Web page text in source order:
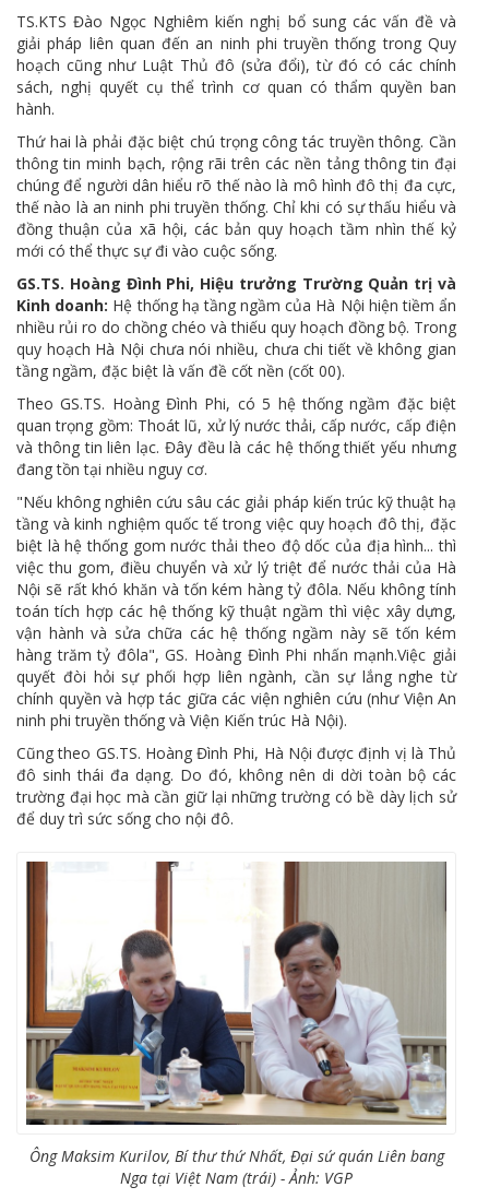
TS.KTS Đào Ngọc Nghiêm kiến nghị bổ sung các vấn đề và
giải pháp liên quan đến an ninh phi truyền thống trong Quy
hoạch cũng như Luật Thủ đô (sửa đổi), từ đó có các chính
sách, nghị quyết cụ thể trình cơ quan có thẩm quyền ban
hành.
Thứ hai là phải đặc biệt chú trọng công tác truyền thông. Cần
thông tin minh bạch, rộng rãi trên các nền tảng thông tin đại
chúng để người dân hiểu rõ thế nào là mô hình đô thị đa cực,
thế nào là an ninh phi truyền thống. Chỉ khi có sự thấu hiểu và
đồng thuận của xã hội, các bản quy hoạch tầm nhìn thế kỷ
mới có thể thực sự đi vào cuộc sống.
GS.TS. Hoàng Đình Phi, Hiệu trưởng Trường Quản trị và
Kinh doanh: Hệ thống hạ tầng ngầm của Hà Nội hiện tiềm ẩn
nhiều rủi ro do chồng chéo và thiếu quy hoạch đồng bộ. Trong
quy hoạch Hà Nội chưa nói nhiều, chưa chi tiết về không gian
tầng ngầm, đặc biệt là vấn đề cốt nền (cốt 00).
Theo GS.TS. Hoàng Đình Phi, có 5 hệ thống ngầm đặc biệt
quan trọng gồm: Thoát lũ, xử lý nước thải, cấp nước, cấp điện
và thông tin liên lạc. Đây đều là các hệ thống thiết yếu nhưng
đang tồn tại nhiều nguy cơ.
"Nếu không nghiên cứu sâu các giải pháp kiến trúc kỹ thuật hạ
tầng và kinh nghiệm quốc tế trong việc quy hoạch đô thị, đặc
biệt là hệ thống gom nước thải theo độ dốc của địa hình... thì
việc thu gom, điều chuyển và xử lý triệt để nước thải của Hà
Nội sẽ rất khó khăn và tốn kém hàng tỷ đôla. Nếu không tính
toán tích hợp các hệ thống kỹ thuật ngầm thì việc xây dựng,
vận hành và sửa chữa các hệ thống ngầm này sẽ tốn kém
hàng trăm tỷ đôla", GS. Hoàng Đình Phi nhấn mạnh.Việc giải
quyết đòi hỏi sự phối hợp liên ngành, cần sự lắng nghe từ
chính quyền và hợp tác giữa các viện nghiên cứu (như Viện An
ninh phi truyền thống và Viện Kiến trúc Hà Nội).
Cũng theo GS.TS. Hoàng Đình Phi, Hà Nội được định vị là Thủ
đô sinh thái đa dạng. Do đó, không nên di dời toàn bộ các
trường đại học mà cần giữ lại những trường có bề dày lịch sử
để duy trì sức sống cho nội đô.
Ông Maksim Kurilov, Bí thư thứ Nhất, Đại sứ quán Liên bang
Nga tại Việt Nam (trái) - Ảnh: VGP